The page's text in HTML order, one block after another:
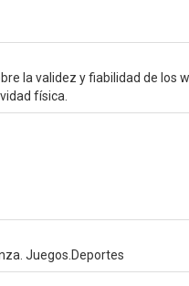
la validez y fiabilidad de los
física.
Juegos.Deportes